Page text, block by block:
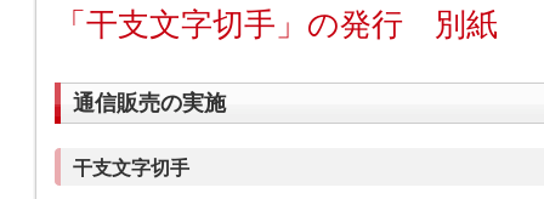
「干支文字切手」の発行 別紙
通信販売の実施
干支文字切手